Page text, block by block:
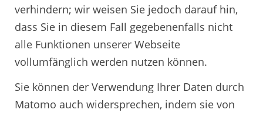
verhindern; wir weisen Sie jedoch darauf hin,
dass Sie in diesem Fall gegebenenfalls nicht
alle Funktionen unserer Webseite
vollumfänglich werden nutzen können.
Sie können der Verwendung Ihrer Daten durch
Matomo auch widersprechen, indem sie von